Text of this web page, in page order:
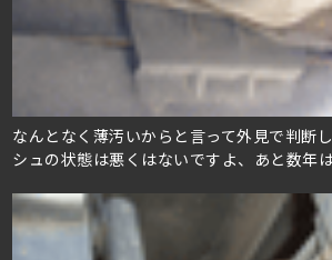
なんとなく薄汚いからと言って外見で判断
シュの状態は悪くはないですよ、あと数年